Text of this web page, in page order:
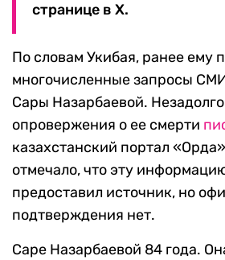
странице в Х.
По словам Укибая, ранее ему
многочисленные запросы
Сары Назарбаевой.
опровержения о ее смерти
казахстанский портал
отмечало, что эту
предоставил источник, но
подтверждения нет.
Саре Назарбаевой 84 года.